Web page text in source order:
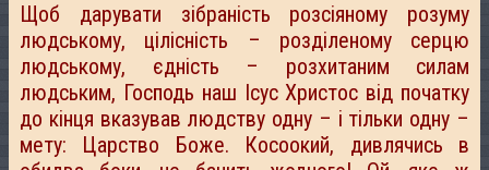
Щоб дарувати зібраність розсіяному розуму
людському, цілісність – розділеному серцю
людському, єдність – розхитаним силам
людським, Господь наш Ісус Христос від початку
до кінця вказував людству одну – і тільки одну –
мету: Царство Боже. Косоокий, дивлячись в